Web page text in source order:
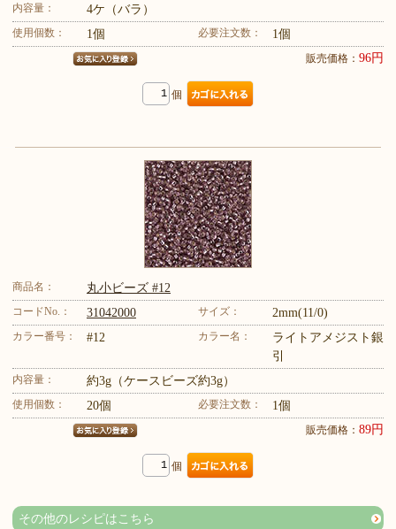
内容量： 4ケ（バラ）
使用個数： 1個 必要注文数： 1個
販売価格： 96円
個
商品名： 丸小ビーズ #12
コードNo.： 31042000 サイズ： 2mm(11/0)
カラー番号： #12 カラー名：
ライトアメジスト銀
引
内容量： 約3g（ケースビーズ約3g）
使用個数： 20個 必要注文数： 1個
販売価格： 89円
個
その他のレシピはこちら